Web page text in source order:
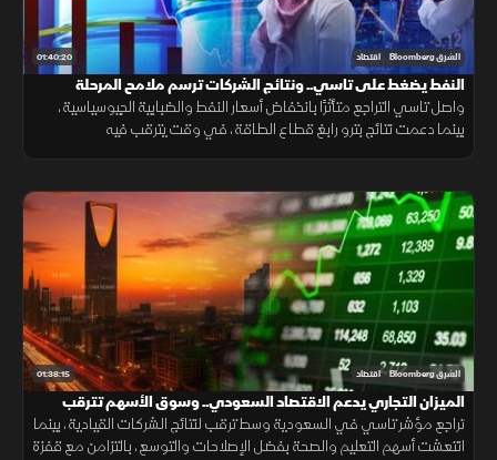
01:40:20 الشرق Bloomberg اقتصاد
النفط يضغط على تاسي.. ونتائج الشركات ترسم ملامح المرحلة
المقبلة
واصل تاسي التراجع متأثرًا بانخفاض أسعار النفط والضبابية الجيوسياسية،
بينما دعمت نتائج بترو رابغ قطاع الطاقة، في وقت يترقب فيه
01:38:15 الشرق Bloomberg اقتصاد
الميزان التجاري يدعم الاقتصاد السعودي.. وسوق الأسهم تترقب
المحفزات
تراجع مؤشر تاسي في السعودية وسط ترقب لنتائج الشركات القيادية، بينما
انتعشت أسهم التعليم والصحة بفضل الإصلاحات والتوسع، بالتزامن مع قفزة